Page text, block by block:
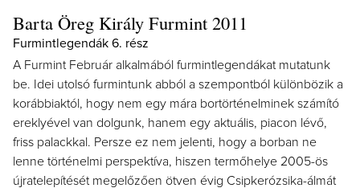
Barta Öreg Király Furmint 2011
Furmintlegendák 6. rész
A Furmint Február alkalmából furmintlegendákat mutatunk
be. Idei utolsó furmintunk abból a szempontból különbözik a
korábbiaktól, hogy nem egy mára bortörténelminek számító
ereklyével van dolgunk, hanem egy aktuális, piacon lévő,
friss palackkal. Persze ez nem jelenti, hogy a borban ne
lenne történelmi perspektíva, hiszen termőhelye 2005-ös
újratelepítését megelőzően ötven évig Csipkerózsika-álmát